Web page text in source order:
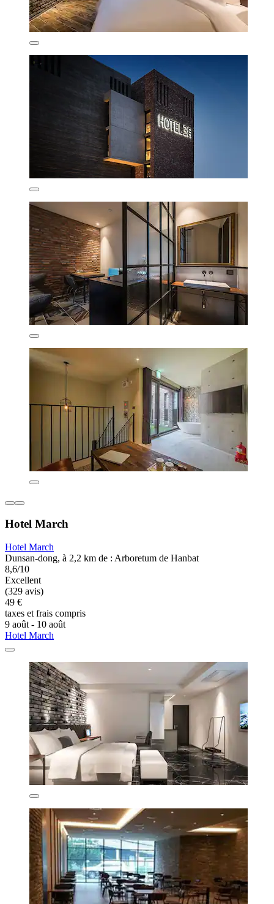
Hotel March
Hotel March
Dunsan-dong, à 2,2 km de : Arboretum de Hanbat
8,6/10
Excellent
(329 avis)
49 €
taxes et frais compris
9 août - 10 août
Hotel March